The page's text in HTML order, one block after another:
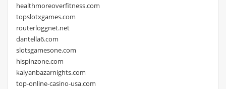
healthmoreoverfitness.com
topslotxgames.com
routerloggnet.net
dantella6.com
slotsgamesone.com
hispinzone.com
kalyanbazarnights.com
top-online-casino-usa.com